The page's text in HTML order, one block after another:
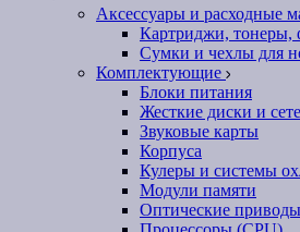
Аксессуары и расходные
Картриджи, тонеры,
Сумки и чехлы для
Комплектующие
Блоки питания
Жесткие диски и
Звуковые карты
Корпуса
Кулеры и системы
Модули памяти
Оптические приводы